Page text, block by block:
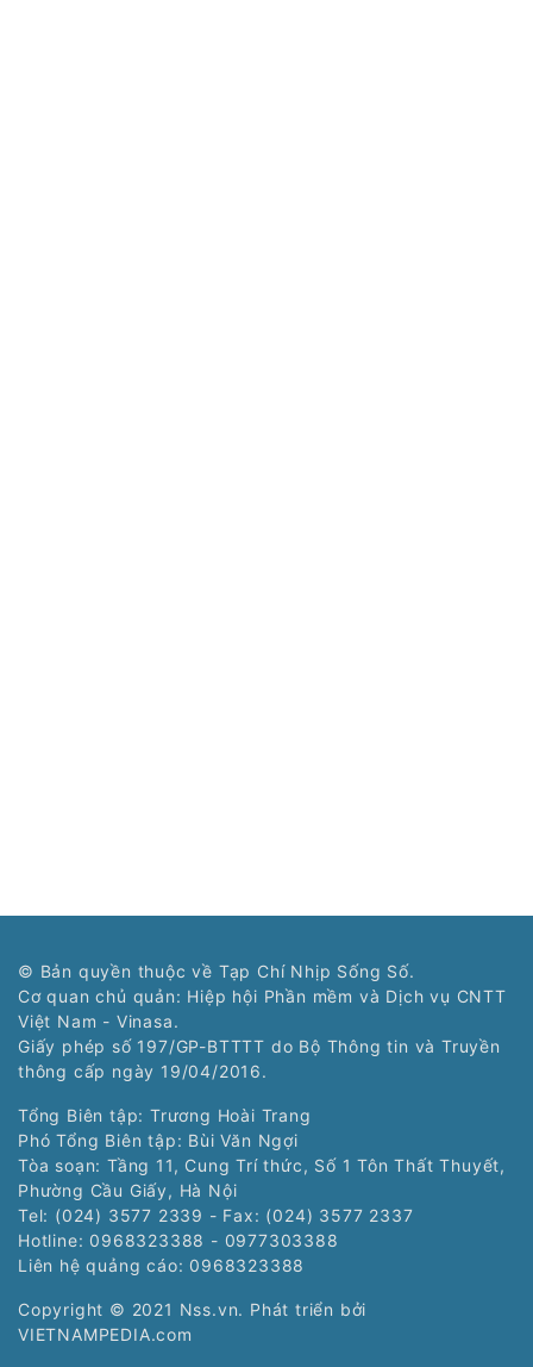
© Bản quyền thuộc về Tạp Chí Nhịp Sống Số.
Cơ quan chủ quản: Hiệp hội Phần mềm và Dịch vụ CNTT
Việt Nam - Vinasa.
Giấy phép số 197/GP-BTTTT do Bộ Thông tin và Truyền
thông cấp ngày 19/04/2016.
Tổng Biên tập: Trương Hoài Trang
Phó Tổng Biên tập: Bùi Văn Ngợi
Tòa soạn: Tầng 11, Cung Trí thức, Số 1 Tôn Thất Thuyết,
Phường Cầu Giấy, Hà Nội
Tel: (024) 3577 2339 - Fax: (024) 3577 2337
Hotline: 0968323388 - 0977303388
Liên hệ quảng cáo: 0968323388
Copyright © 2021 Nss.vn. Phát triển bởi
VIETNAMPEDIA.com